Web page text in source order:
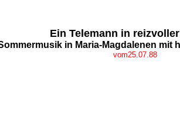
Ein Telemann in
in Maria-Magdalenen mit
vom25.07.88